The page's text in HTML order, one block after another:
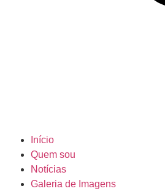
Início
Quem sou
Notícias
Galeria de Imagens